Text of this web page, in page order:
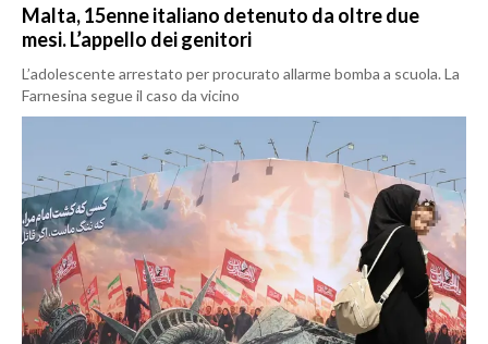
Malta, 15enne italiano detenuto da oltre due
mesi. L’appello dei genitori
L’adolescente arrestato per procurato allarme bomba a scuola. La
Farnesina segue il caso da vicino